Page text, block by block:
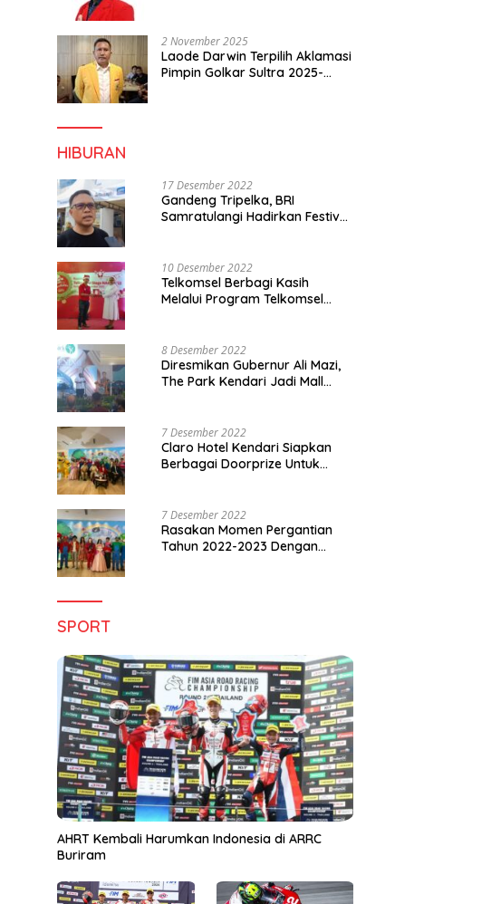
2 November 2025
Laode Darwin Terpilih Aklamasi
Pimpin Golkar Sultra 2025-
HIBURAN
17 Desember 2022
Gandeng Tripelka, BRI
Samratulangi Hadirkan Festival
10 Desember 2022
Telkomsel Berbagi Kasih
Melalui Program Telkomsel
8 Desember 2022
Diresmikan Gubernur Ali Mazi,
The Park Kendari Jadi Mall
7 Desember 2022
Claro Hotel Kendari Siapkan
Berbagai Doorprize Untuk
7 Desember 2022
Rasakan Momen Pergantian
Tahun 2022-2023 Dengan
SPORT
AHRT Kembali Harumkan Indonesia di ARRC
Buriram